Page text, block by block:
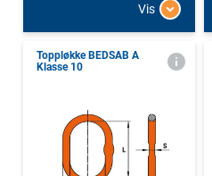
Vis
Toppløkke BEDSAB A
Klasse 10